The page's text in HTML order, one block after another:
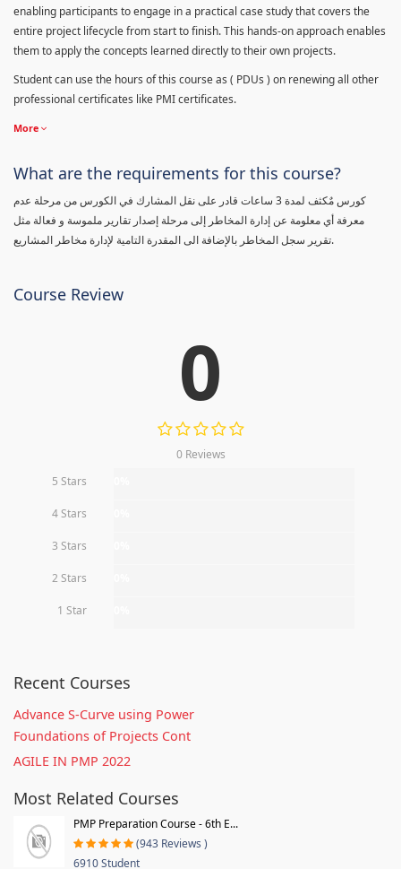
enabling participants to engage in a practical case study that covers the
entire project lifecycle from start to finish. This hands-on approach enables
them to apply the concepts learned directly to their own projects.
Student can use the hours of this course as ( PDUs ) on renewing all other
professional certificates like PMI certificates.
More
What are the requirements for this course?
كورس مٌكثف لمدة 3 ساعات قادر على نقل المشارك في الكورس من مرحلة عدم
معرفة أي معلومة عن إدارة المخاطر إلى مرحلة إصدار تقارير ملموسة و فعالة مثل
تقرير سجل المخاطر بالإضافة الى المقدرة التامية لإدارة مخاطر المشاريع.
Course Review
0
0 Reviews
5 Stars
4 Stars
3 Stars
2 Stars
1 Star
Recent Courses
Advance S-Curve using Power
Foundations of Projects Cont
AGILE IN PMP 2022
Most Related Courses
PMP Preparation Course - 6th E...
(943 Reviews )
6910 Student